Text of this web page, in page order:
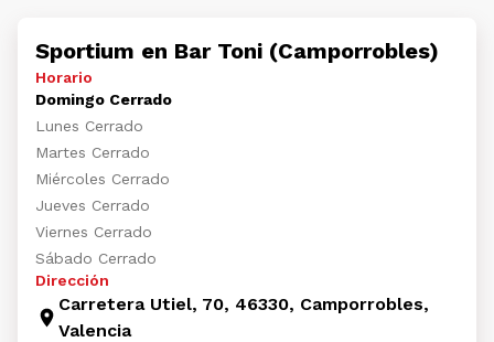
Sportium en Bar Toni (Camporrobles)
Horario
Domingo Cerrado
Lunes Cerrado
Martes Cerrado
Miércoles Cerrado
Jueves Cerrado
Viernes Cerrado
Sábado Cerrado
Dirección
Carretera Utiel, 70, 46330, Camporrobles,
Valencia